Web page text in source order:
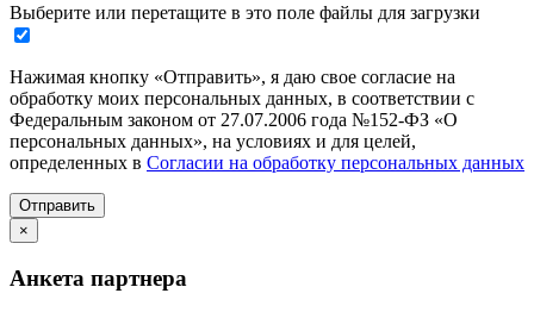
Выберите или перетащите в это поле файлы для загрузки
Нажимая кнопку «Отправить», я даю свое согласие на
обработку моих персональных данных, в соответствии с
Федеральным законом от 27.07.2006 года №152-ФЗ «О
персональных данных», на условиях и для целей,
определенных в Согласии на обработку персональных данных
Отправить
×
Анкета партнера